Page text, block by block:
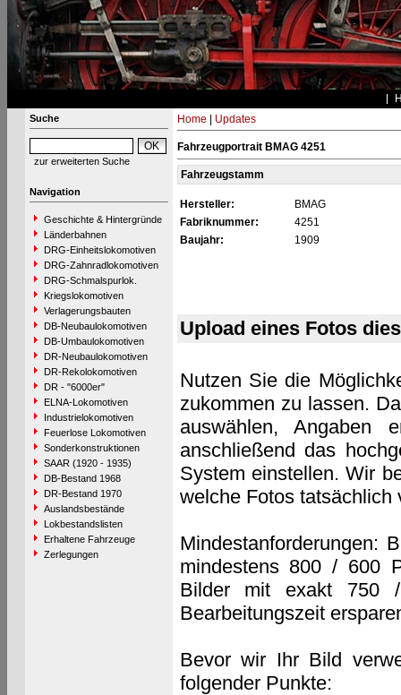
Suche
zur erweiterten Suche
Navigation
Geschichte & Hintergründe
Länderbahnen
DRG-Einheitslokomotiven
DRG-Zahnradlokomotiven
DRG-Schmalspurlok.
Kriegslokomotiven
Verlagerungsbauten
DB-Neubaulokomotiven
DB-Umbaulokomotiven
DR-Neubaulokomotiven
DR-Rekolokomotiven
DR - "6000er"
ELNA-Lokomotiven
Industrielokomotiven
Feuerlose Lokomotiven
Sonderkonstruktionen
SAAR (1920 - 1935)
DB-Bestand 1968
DR-Bestand 1970
Auslandsbestände
Lokbestandslisten
Erhaltene Fahrzeuge
Zerlegungen
Home Updates
Fahrzeugportrait BMAG 4251
Fahrzeugstamm
Hersteller:
BMAG
Fabriknummer:
4251
Baujahr:
1909
Upload eines Fotos
Nutzen Sie die
zukommen zu lassen.
auswählen, Angaben
anschließend das
System einstellen. Wir
welche Fotos tatsächlich
Mindestanforderungen:
mindestens 800 / 600
Bilder mit exakt 750
Bearbeitungszeit
Bevor wir Ihr Bild
folgender Punkte: